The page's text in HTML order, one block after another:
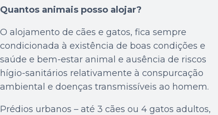
Quantos animais posso alojar?
O alojamento de cães e gatos, fica sempre
condicionada à existência de boas condições e
saúde e bem-estar animal e ausência de riscos
hígio-sanitários relativamente à conspurcação
ambiental e doenças transmissíveis ao homem.
Prédios urbanos – até 3 cães ou 4 gatos adultos,